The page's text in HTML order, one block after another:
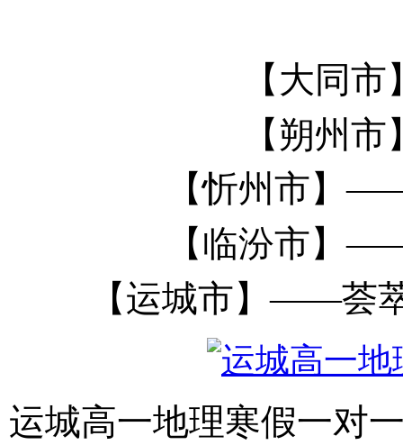
【大同市
【朔州市
【忻州市】——
【临汾市】——
【运城市】——荟萃
运城高一地理寒假一对